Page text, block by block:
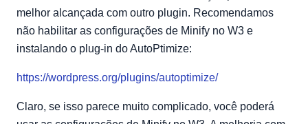
melhor alcançada com outro plugin. Recomendamos
não habilitar as configurações de Minify no W3 e
instalando o plug-in do AutoPtimize:
https://wordpress.org/plugins/autoptimize/
Claro, se isso parece muito complicado, você poderá